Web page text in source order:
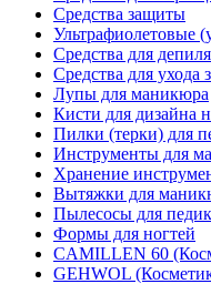
Средства защиты
Ультрафиолетовые
Средства для
Средства для ухода
Лупы для маникюра
Кисти для дизайна
Пилки (терки) для
Инструменты для
Хранение
Вытяжки для
Пылесосы для
Формы для ногтей
CAMILLEN 60
GEHWOL